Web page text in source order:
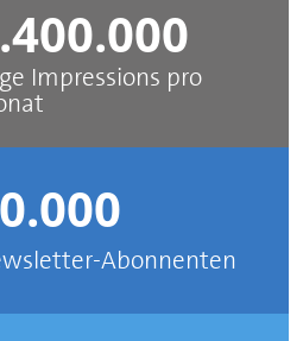
Impressions pro
Abonnenten